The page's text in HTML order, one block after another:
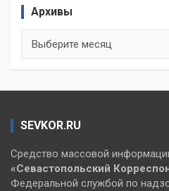
Архивы
SEVKOR.RU
Средство массовой
«Севастопольский
Федеральной службой по